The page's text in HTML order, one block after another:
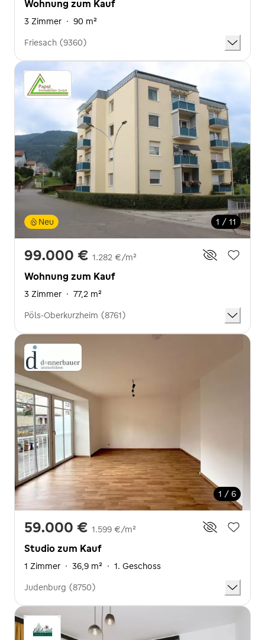
Wohnung zum Kauf
3 Zimmer · 90 m²
Friesach (9360)
1 / 11
Neu
99.000 € 1.282 €/m²
Wohnung zum Kauf
3 Zimmer · 77,2 m²
Pöls-Oberkurzheim (8761)
1 / 6
59.000 € 1.599 €/m²
Studio zum Kauf
1 Zimmer · 36,9 m² · 1. Geschoss
Judenburg (8750)